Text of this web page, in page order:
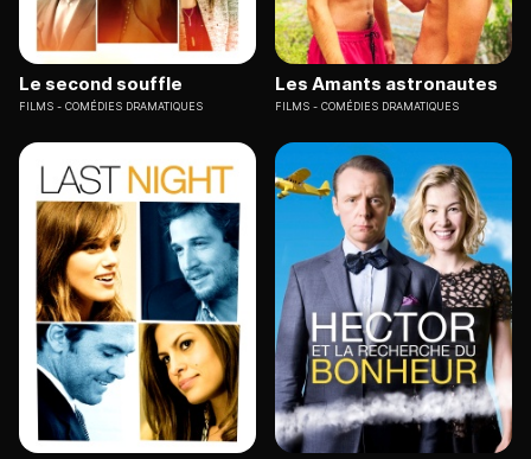
Le second souffle
FILMS COMÉDIES DRAMATIQUES
Les Amants astronautes
FILMS COMÉDIES DRAMATIQUES